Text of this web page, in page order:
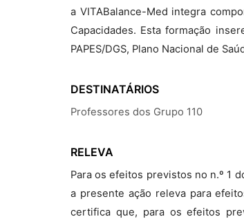
a VITABalance-Med integra
Capacidades. Esta formação
PAPES/DGS, Plano Nacional de
DESTINATÁRIOS
Professores dos Grupo 110
RELEVA
Para os efeitos previstos no n.º 1
a presente ação releva para
certifica que, para os efeitos